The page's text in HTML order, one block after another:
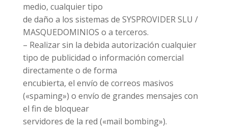
medio, cualquier tipo
de daño a los sistemas de SYSPROVIDER SLU /
MASQUEDOMINIOS o a terceros.
– Realizar sin la debida autorización cualquier
tipo de publicidad o información comercial
directamente o de forma
encubierta, el envío de correos masivos
(«spaming») o envío de grandes mensajes con
el fin de bloquear
servidores de la red («mail bombing»).